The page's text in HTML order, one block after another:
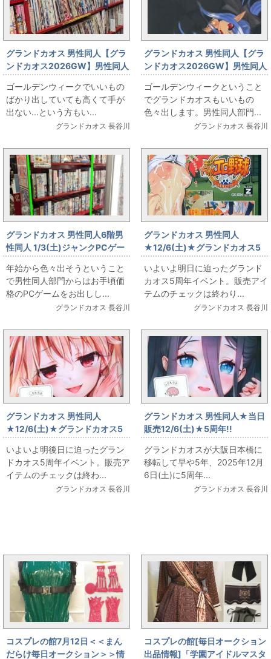
グランドカオス 男性同人【グラ
ンドカオス2026GW】男性同人
5/1(金)ジャンク同人誌コーナー
総入れ替え
ゴールデンウィークでいいもの
ばかり出していても高くて手が
出ない...という方もい...
グランドカオス 長谷川
グランドカオス 男性同人【グラ
ンドカオス2026GW】男性同人
5/2(土) 少女標本の武内崇参加
同人誌あれこれ
ゴールデンウィークということ
でグランドカオスもいいもの
色々出します。男性同人部門...
グランドカオス 長谷川
グランドカオス 男性同人6階男
性同人 1/3(土)ジャンクPCゲー
ム色々出します
年始から色々出そうということ
で男性同人部門からはお手頃価
格のPCゲームをお出しし...
グランドカオス 長谷川
グランドカオス 男性同人
★12/6(土)★グランドカオス5
周年!!【DEEP(男性同人)】いよ
いよ明日開催！
いよいよ明日に迫ったグランド
カオス5周年イベント。販売アイ
テムのチェックは終わり...
グランドカオス 長谷川
グランドカオス 男性同人
★12/6(土)★グランドカオス5
周年!!開催迫る明後日開催！
いよいよ明後日に迫ったグラン
ドカオス5周年イベント。販売ア
イテムのチェックは終わ...
グランドカオス 長谷川
グランドカオス 男性同人★当日
販売12/6(土)★5周年!!
【DEEP(男性同人)】あまとう
(よう太) 抱き枕カバー色々出し
ます
グランドカオスが大阪日本橋に
移転して早や5年、2025年12月
6日(土)に5周年...
グランドカオス 長谷川
コスプレの館7月12日＜＜まん
だらけ毎日オークション＞＞情
コスプレの館[毎日オークション
出品情報]「学園アイドルマスタ